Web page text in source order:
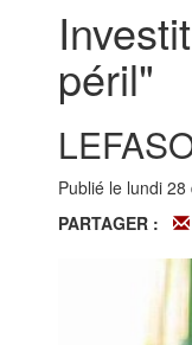
péril"
Publié le lundi
PARTAGER :